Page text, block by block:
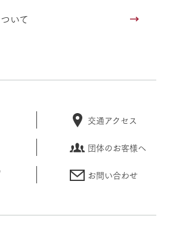
いて
交通アクセス
団体のお客様へ
お問い合わせ